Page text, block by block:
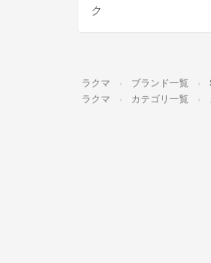
ク
ラクマ ブランド一覧
ラクマ カテゴリ一覧